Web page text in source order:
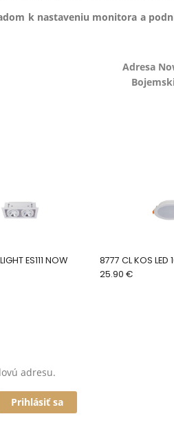
k nastaveniu monitora a
Adresa
ES111 NOW
8777 CL KOS LED
25.90 €
adresu.
Prihlásiť sa